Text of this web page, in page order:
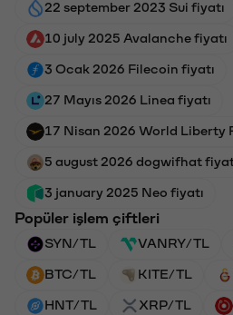
22 september 2023 Sui fiyatı
10 july 2025 Avalanche fiyatı
3 Ocak 2026 Filecoin fiyatı
27 Mayıs 2026 Linea fiyatı
17 Nisan 2026 World Liberty
5 august 2026 dogwifhat
3 january 2025 Neo fiyatı
Popüler işlem çiftleri
SYN/TL VANRY/TL
BTC/TL KITE/TL
HNT/TL XRP/TL